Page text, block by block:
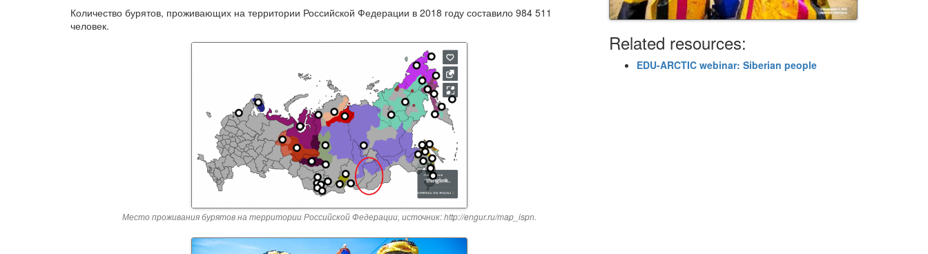
Количество бурятов, проживающих на территории Российской Федерации в 2018 году составило 984 511
человек.
Место проживания бурятов на территории Российской Федерации, источник: http://engur.ru/map_ispn.
Related resources:
EDU-ARCTIC webinar: Siberian people